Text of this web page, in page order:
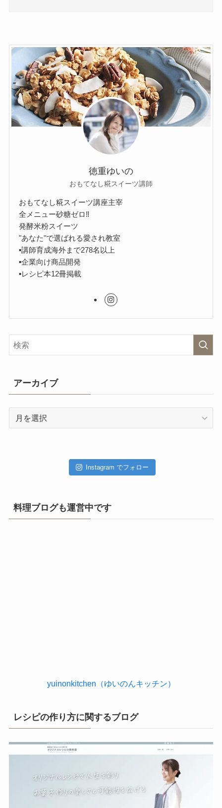
徳重ゆいの
おもてなし糀スイーツ講師
おもてなし糀スイーツ講座主宰
全メニュー砂糖ゼロ‼︎
発酵米粉スイーツ
"あなた"で選ばれる愛され教室
▪︎講師育成海外まで278名以上
▪︎企業向け商品開発
▪︎レシピ本12冊掲載
アーカイブ
Instagram でフォロー
料理ブログも運営中です
yuinonkitchen（ゆいのんキッチン）
レシピの作り方に関するブログ